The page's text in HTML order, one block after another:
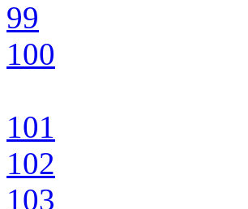
99
100
101
102
103